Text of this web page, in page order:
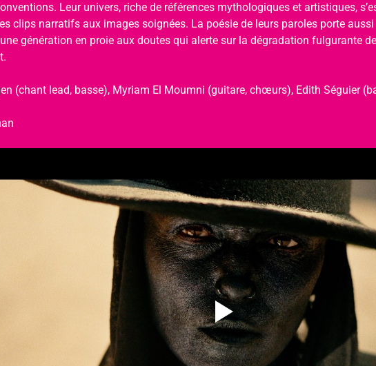
Leur univers, riche de références mythologiques et artistiques,
clips narratifs aux images soignées. La poésie de leurs paroles porte
génération en proie aux doutes qui alerte sur la dégradation fulgurante
(chant lead, basse), Myriam El Moumni (guitare, chœurs), Edith Séguier